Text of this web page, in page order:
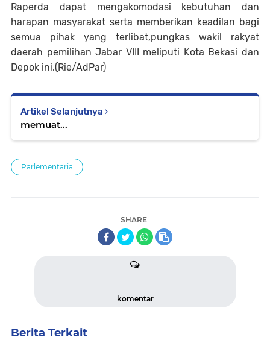
Raperda dapat mengakomodasi kebutuhan dan
harapan masyarakat serta memberikan keadilan bagi
semua pihak yang terlibat,pungkas wakil rakyat
daerah pemilihan Jabar VIII meliputi Kota Bekasi dan
Depok ini.(Rie/AdPar)
Artikel Selanjutnya
memuat...
Parlementaria
SHARE
komentar
Berita Terkait